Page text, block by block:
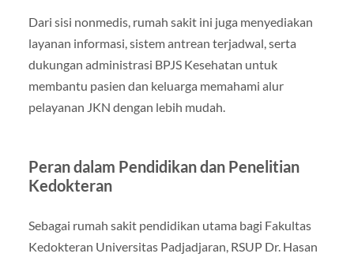
Dari sisi nonmedis, rumah sakit ini juga menyediakan
layanan informasi, sistem antrean terjadwal, serta
dukungan administrasi BPJS Kesehatan untuk
membantu pasien dan keluarga memahami alur
pelayanan JKN dengan lebih mudah.
Peran dalam Pendidikan dan Penelitian
Kedokteran
Sebagai rumah sakit pendidikan utama bagi Fakultas
Kedokteran Universitas Padjadjaran, RSUP Dr. Hasan